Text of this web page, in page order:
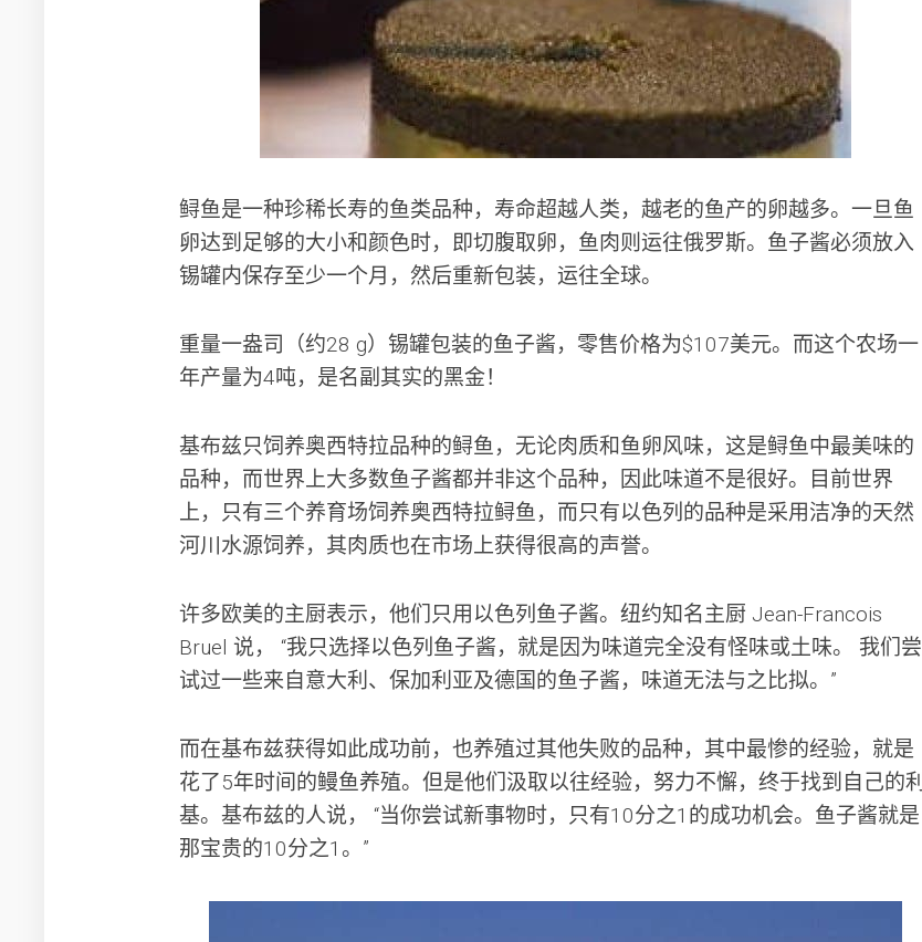
鲟鱼是一种珍稀长寿的鱼类品种，寿命超越人类，越老的鱼产的卵越多。一旦鱼
卵达到足够的大小和颜色时，即切腹取卵，鱼肉则运往俄罗斯。鱼子酱必须放入
锡罐内保存至少一个月，然后重新包装，运往全球。
重量一盎司（约28 g）锡罐包装的鱼子酱，零售价格为$107美元。而这个农场一
年产量为4吨，是名副其实的黑金！
基布兹只饲养奥西特拉品种的鲟鱼，无论肉质和鱼卵风味，这是鲟鱼中最美味的
品种，而世界上大多数鱼子酱都并非这个品种，因此味道不是很好。目前世界
上，只有三个养育场饲养奥西特拉鲟鱼，而只有以色列的品种是采用洁净的天然
河川水源饲养，其肉质也在市场上获得很高的声誉。
许多欧美的主厨表示，他们只用以色列鱼子酱。纽约知名主厨 Jean-Francois
Bruel 说， “我只选择以色列鱼子酱，就是因为味道完全没有怪味或土味。 我们尝
试过一些来自意大利、保加利亚及德国的鱼子酱，味道无法与之比拟。”
而在基布兹获得如此成功前，也养殖过其他失败的品种，其中最惨的经验，就是
花了5年时间的鳗鱼养殖。但是他们汲取以往经验，努力不懈，终于找到自己的利
基。基布兹的人说， “当你尝试新事物时，只有10分之1的成功机会。鱼子酱就是
那宝贵的10分之1。”